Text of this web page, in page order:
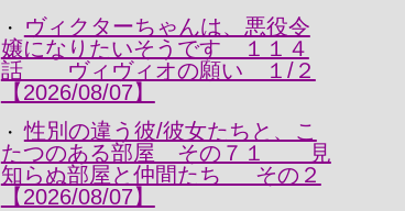
・
ヴィクターちゃんは、悪役令
嬢になりたいそうです １１４
話 ヴィヴィオの願い １/２
【2026/08/07】
・
性別の違う彼/彼女たちと、こ
たつのある部屋 その７１ 見
知らぬ部屋と仲間たち その２
【2026/08/07】